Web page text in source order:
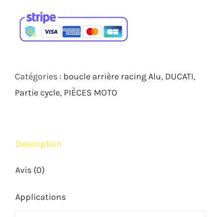
Boucle
arrière
Ducati
2021-
2025
Catégories : boucle arrière racing Alu DUCATI
Partie cycle PIÈCES MOTO
Description
Avis (0)
Applications